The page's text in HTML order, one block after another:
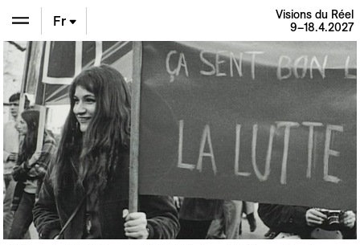
De
Fr
Visions du Réel
9–18.4.2027